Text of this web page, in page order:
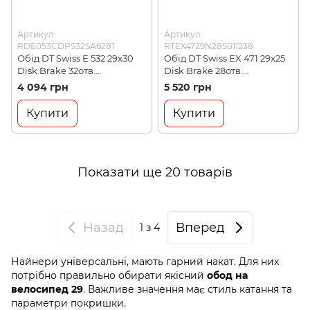
Артикул:
RDE053CDPS32SA6281
Обід DT Swiss E 532 29x30
Disk Brake 32отв.
(RDE053CDPS32SA6281)
4 094 грн
Купити
Артикул:
RTEX4729N28S011238
Обід DT Swiss EX 471 29x25
Disk Brake 28отв.
(RTEX4729N28S011238)
5 520 грн
Купити
Показати ще 20 товарів
Назад 1 з 4 Вперед
Найнери універсальні, мають гарний накат. Для них
потрібно правильно обирати якісний обод на
велосипед 29. Важливе значення має стиль катання та
параметри покришки.